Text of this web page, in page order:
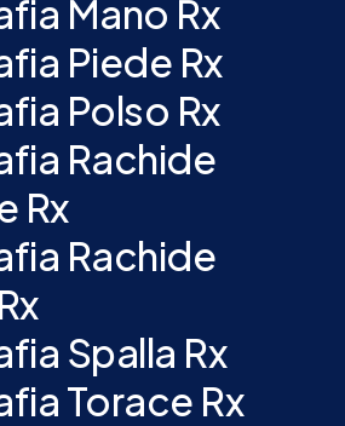
Mano Rx
Piede Rx
Polso Rx
Rachide
Rx
Rachide
Spalla Rx
Torace Rx